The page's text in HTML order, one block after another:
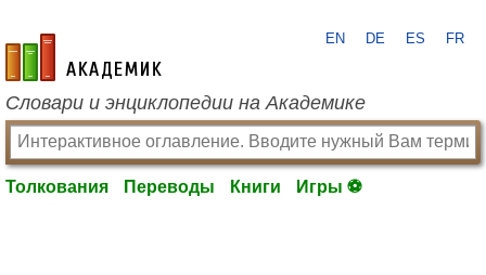
academic.ru
EN DE ES FR
Словари и энциклопедии на Академике
Толкования Переводы Книги Игры ⚽